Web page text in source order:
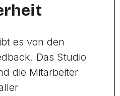
es von den
Das Studio
die Mitarbeiter